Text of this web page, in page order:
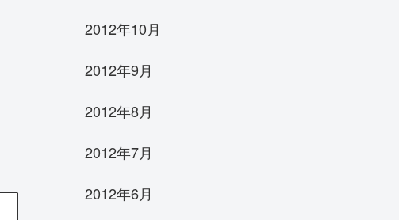
2012年10月
2012年9月
2012年8月
2012年7月
2012年6月